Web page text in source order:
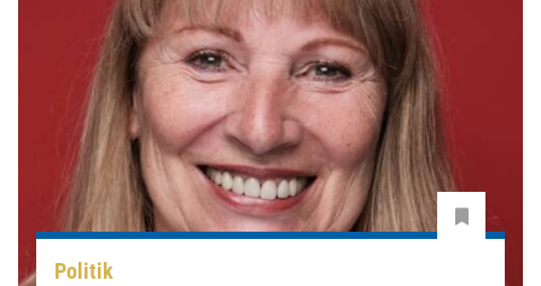
Politik